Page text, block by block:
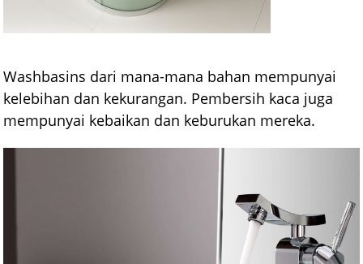
Washbasins dari mana-mana bahan mempunyai
kelebihan dan kekurangan. Pembersih kaca juga
mempunyai kebaikan dan keburukan mereka.